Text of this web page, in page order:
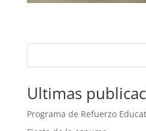
Ultimas
Programa de Refuerzo